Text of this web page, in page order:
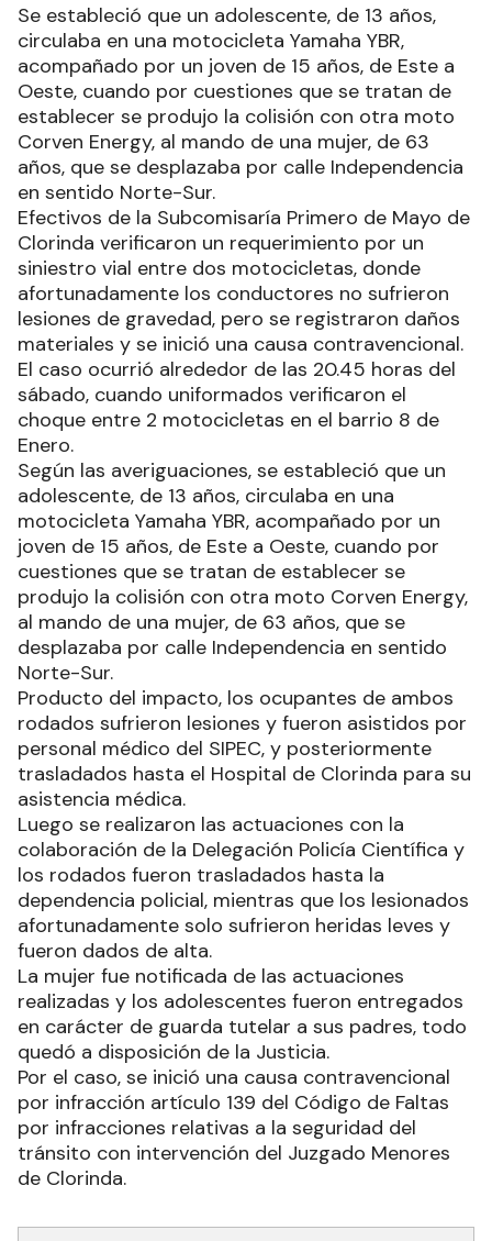
Se estableció que un adolescente, de 13 años,
circulaba en una motocicleta Yamaha YBR,
acompañado por un joven de 15 años, de Este a
Oeste, cuando por cuestiones que se tratan de
establecer se produjo la colisión con otra moto
Corven Energy, al mando de una mujer, de 63
años, que se desplazaba por calle Independencia
en sentido Norte-Sur.
Efectivos de la Subcomisaría Primero de Mayo de
Clorinda verificaron un requerimiento por un
siniestro vial entre dos motocicletas, donde
afortunadamente los conductores no sufrieron
lesiones de gravedad, pero se registraron daños
materiales y se inició una causa contravencional.
El caso ocurrió alrededor de las 20.45 horas del
sábado, cuando uniformados verificaron el
choque entre 2 motocicletas en el barrio 8 de
Enero.
Según las averiguaciones, se estableció que un
adolescente, de 13 años, circulaba en una
motocicleta Yamaha YBR, acompañado por un
joven de 15 años, de Este a Oeste, cuando por
cuestiones que se tratan de establecer se
produjo la colisión con otra moto Corven Energy,
al mando de una mujer, de 63 años, que se
desplazaba por calle Independencia en sentido
Norte-Sur.
Producto del impacto, los ocupantes de ambos
rodados sufrieron lesiones y fueron asistidos por
personal médico del SIPEC, y posteriormente
trasladados hasta el Hospital de Clorinda para su
asistencia médica.
Luego se realizaron las actuaciones con la
colaboración de la Delegación Policía Científica y
los rodados fueron trasladados hasta la
dependencia policial, mientras que los lesionados
afortunadamente solo sufrieron heridas leves y
fueron dados de alta.
La mujer fue notificada de las actuaciones
realizadas y los adolescentes fueron entregados
en carácter de guarda tutelar a sus padres, todo
quedó a disposición de la Justicia.
Por el caso, se inició una causa contravencional
por infracción artículo 139 del Código de Faltas
por infracciones relativas a la seguridad del
tránsito con intervención del Juzgado Menores
de Clorinda.